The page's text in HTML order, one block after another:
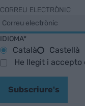
CORREU ELECTRÒNIC
IDIOMA*
Català
Castellà
He llegit i accepto
Subscriure's